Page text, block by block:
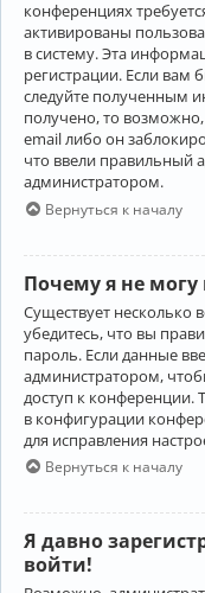
конференциях
активированы
в систему. Эта
регистрации. Если вам
следуйте полученным
получено, то
email либо он
что ввели правильный
администратором.
Вернуться к началу
Почему я не могу
Существует несколько
убедитесь, что вы
пароль. Если данные
администратором,
доступ к
в конфигурации
для исправления
Вернуться к началу
Я давно
войти!